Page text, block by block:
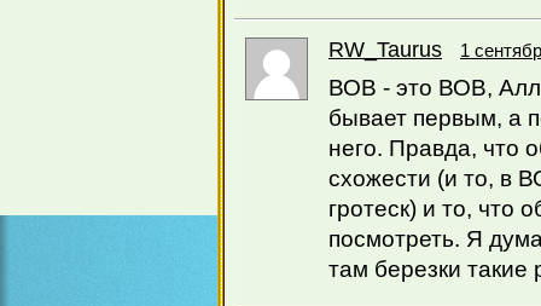
RW_Taurus 1
ВОВ - это ВОВ,
бывает первым, а
него. Правда, что
схожести (и то, в
гротеск) и то,
посмотреть. Я
там березки такие